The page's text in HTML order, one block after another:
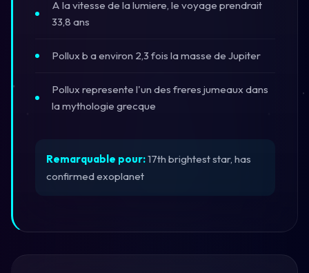
A la vitesse de la lumiere, le voyage prendrait
33,8 ans
Pollux b a environ 2,3 fois la masse de Jupiter
Pollux represente l'un des freres jumeaux dans
la mythologie grecque
Remarquable pour:17th brightest star, has
confirmed exoplanet